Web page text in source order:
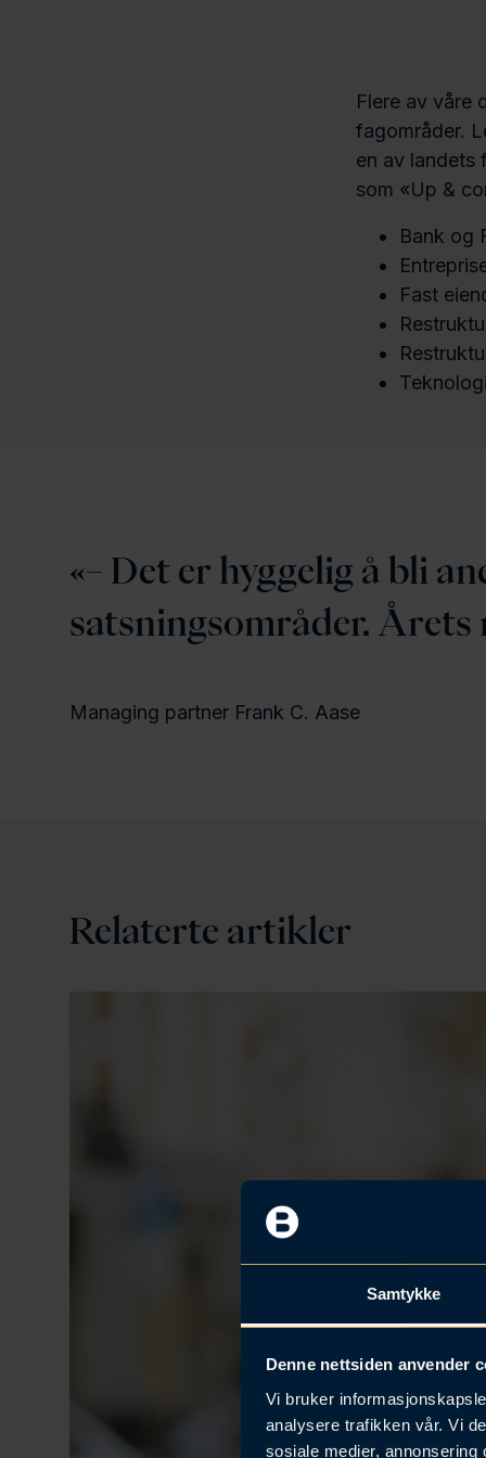
Samtykke
Denne nettsiden anvender
Vi bruker
analysere trafikken vår. Vi
sosiale medier,
Flere av våre
fagområder.
en av landets
som «Up &
Bank og
Fast
– Det er hyggelig å bli
satsningsområder.
Managing partner Frank C. Aase
Relaterte artikler